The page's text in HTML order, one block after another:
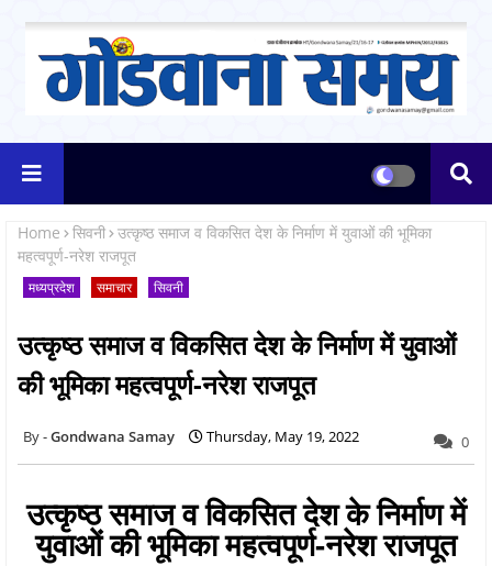
Home सिवनी उत्कृष्ठ समाज व विकसित देश के निर्माण में युवाओं की भूमिका
महत्वपूर्ण-नरेश राजपूत
मध्यप्रदेश समाचार सिवनी
उत्कृष्ठ समाज व विकसित देश के निर्माण में युवाओं
की भूमिका महत्वपूर्ण-नरेश राजपूत
Gondwana Samay Thursday, May 19, 2022 0
उत्कृष्ठ समाज व विकसित देश के निर्माण में
युवाओं की भूमिका महत्वपूर्ण-नरेश राजपूत